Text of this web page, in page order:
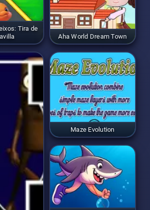
Tira de
Aha World Dream Town
Maze Evolution